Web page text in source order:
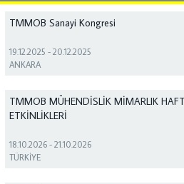
TMMOB Sanayi Kongresi
19.12.2025 -20.12.2025
ANKARA
TMMOB MÜHENDİSLİK MİMARLIK
ETKİNLİKLERİ
18.10.2026 -21.10.2026
TÜRKİYE